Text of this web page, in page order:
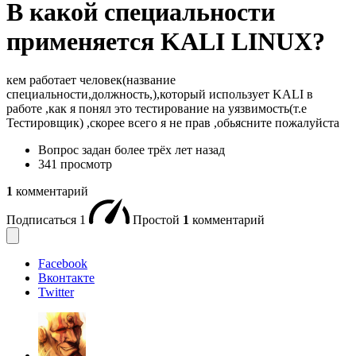
В какой специальности
применяется KALI LINUX?
кем работает человек(название
специальности,должность,),который использует KALI в
работе ,как я понял это тестирование на уязвимость(т.е
Тестировщик) ,скорее всего я не прав ,обьясните пожалуйста
Вопрос задан более трёх лет назад
341 просмотр
1 комментарий
Подписаться 1 Простой 1 комментарий
Facebook
Вконтакте
Twitter